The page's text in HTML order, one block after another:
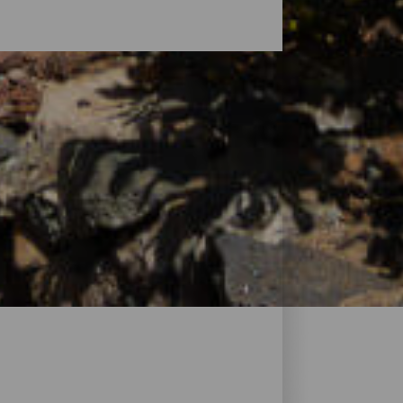
zu entdecken, ist es Zeit für eine
reicht bis zu Urlaubsresorts, in denen
in denen du deinen eigenen
findest du garantiert die passende